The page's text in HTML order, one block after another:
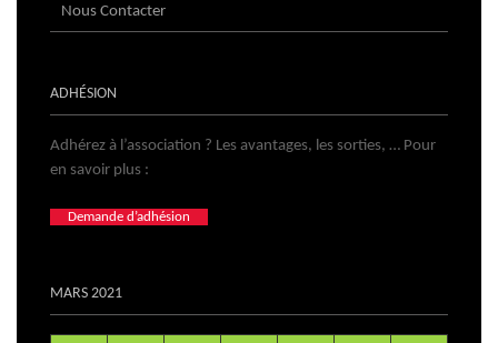
Nous Contacter
ADHÉSION
Adhérez à l’association ? Les avantages, les sorties, … Pour
en savoir plus :
Demande d’adhésion
MARS 2021